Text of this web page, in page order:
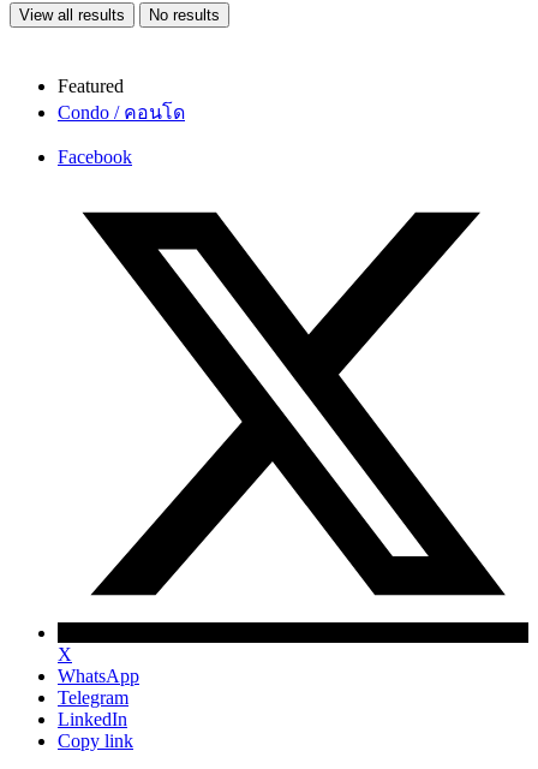
View all results No results
Featured
Condo / คอนโด
Facebook
X
WhatsApp
Telegram
LinkedIn
Copy link